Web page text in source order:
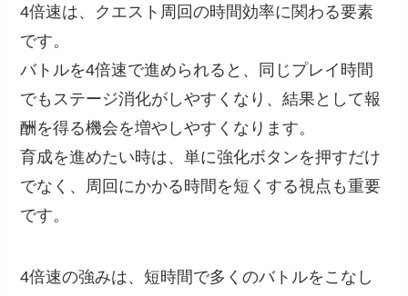
4倍速は、クエスト周回の時間効率に関わる要素
です。
バトルを4倍速で進められると、同じプレイ時間
でもステージ消化がしやすくなり、結果として報
酬を得る機会を増やしやすくなります。
育成を進めたい時は、単に強化ボタンを押すだけ
でなく、周回にかかる時間を短くする視点も重要
です。
4倍速の強みは、短時間で多くのバトルをこなし